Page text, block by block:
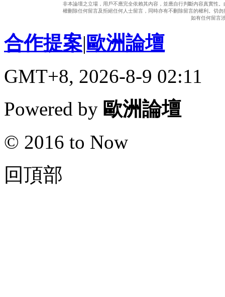
非本論壇之立場，用戶不應完全依賴其內容，並應自行判斷內容真實性
權刪除任何留言及拒絕任何人士留言，同時亦有不刪除留言的權利。切
如有任何留言
合作提案|歐洲論壇
GMT+8, 2026-8-9 02:11
Powered by 歐洲論壇
© 2016 to Now
回頂部